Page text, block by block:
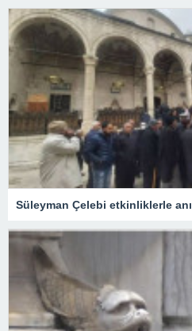
Süleyman Çelebi etkinliklerle